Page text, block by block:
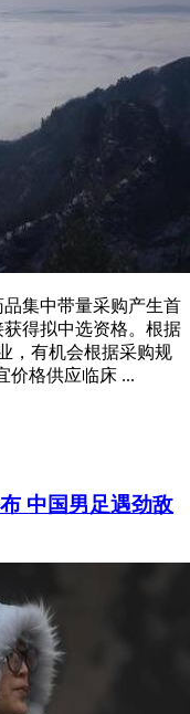
品集中带量采购产生首
得拟中选资格。根据
，有机会根据采购规
价格供应临床 ...
中国男足遇劲敌